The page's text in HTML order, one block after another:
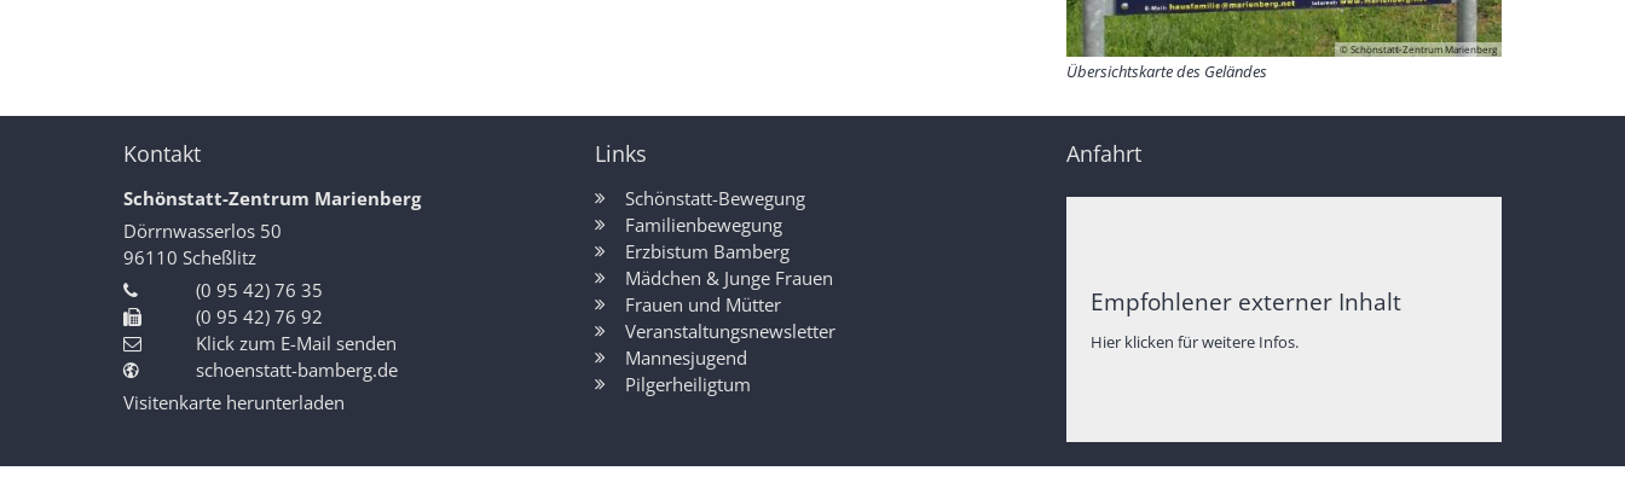
© Schönstatt-Zentrum Marienberg
Übersichtskarte des Geländes
Kontakt
Schönstatt-Zentrum Marienberg
Dörrnwasserlos 50
96110 Scheßlitz
(0 95 42) 76 35
(0 95 42) 76 92
Klick zum E-Mail senden
schoenstatt-bamberg.de
Visitenkarte herunterladen
Links
Schönstatt-Bewegung
Familienbewegung
Erzbistum Bamberg
Mädchen & Junge Frauen
Frauen und Mütter
Veranstaltungsnewsletter
Mannesjugend
Pilgerheiligtum
Anfahrt
Empfohlener externer Inhalt
Hier klicken für weitere Infos.